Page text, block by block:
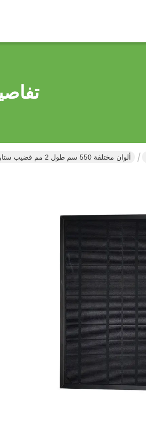
ألوان مختلفة 550 سم طول 2 مم قضيب ستارة مزدوج القضبان سميكة